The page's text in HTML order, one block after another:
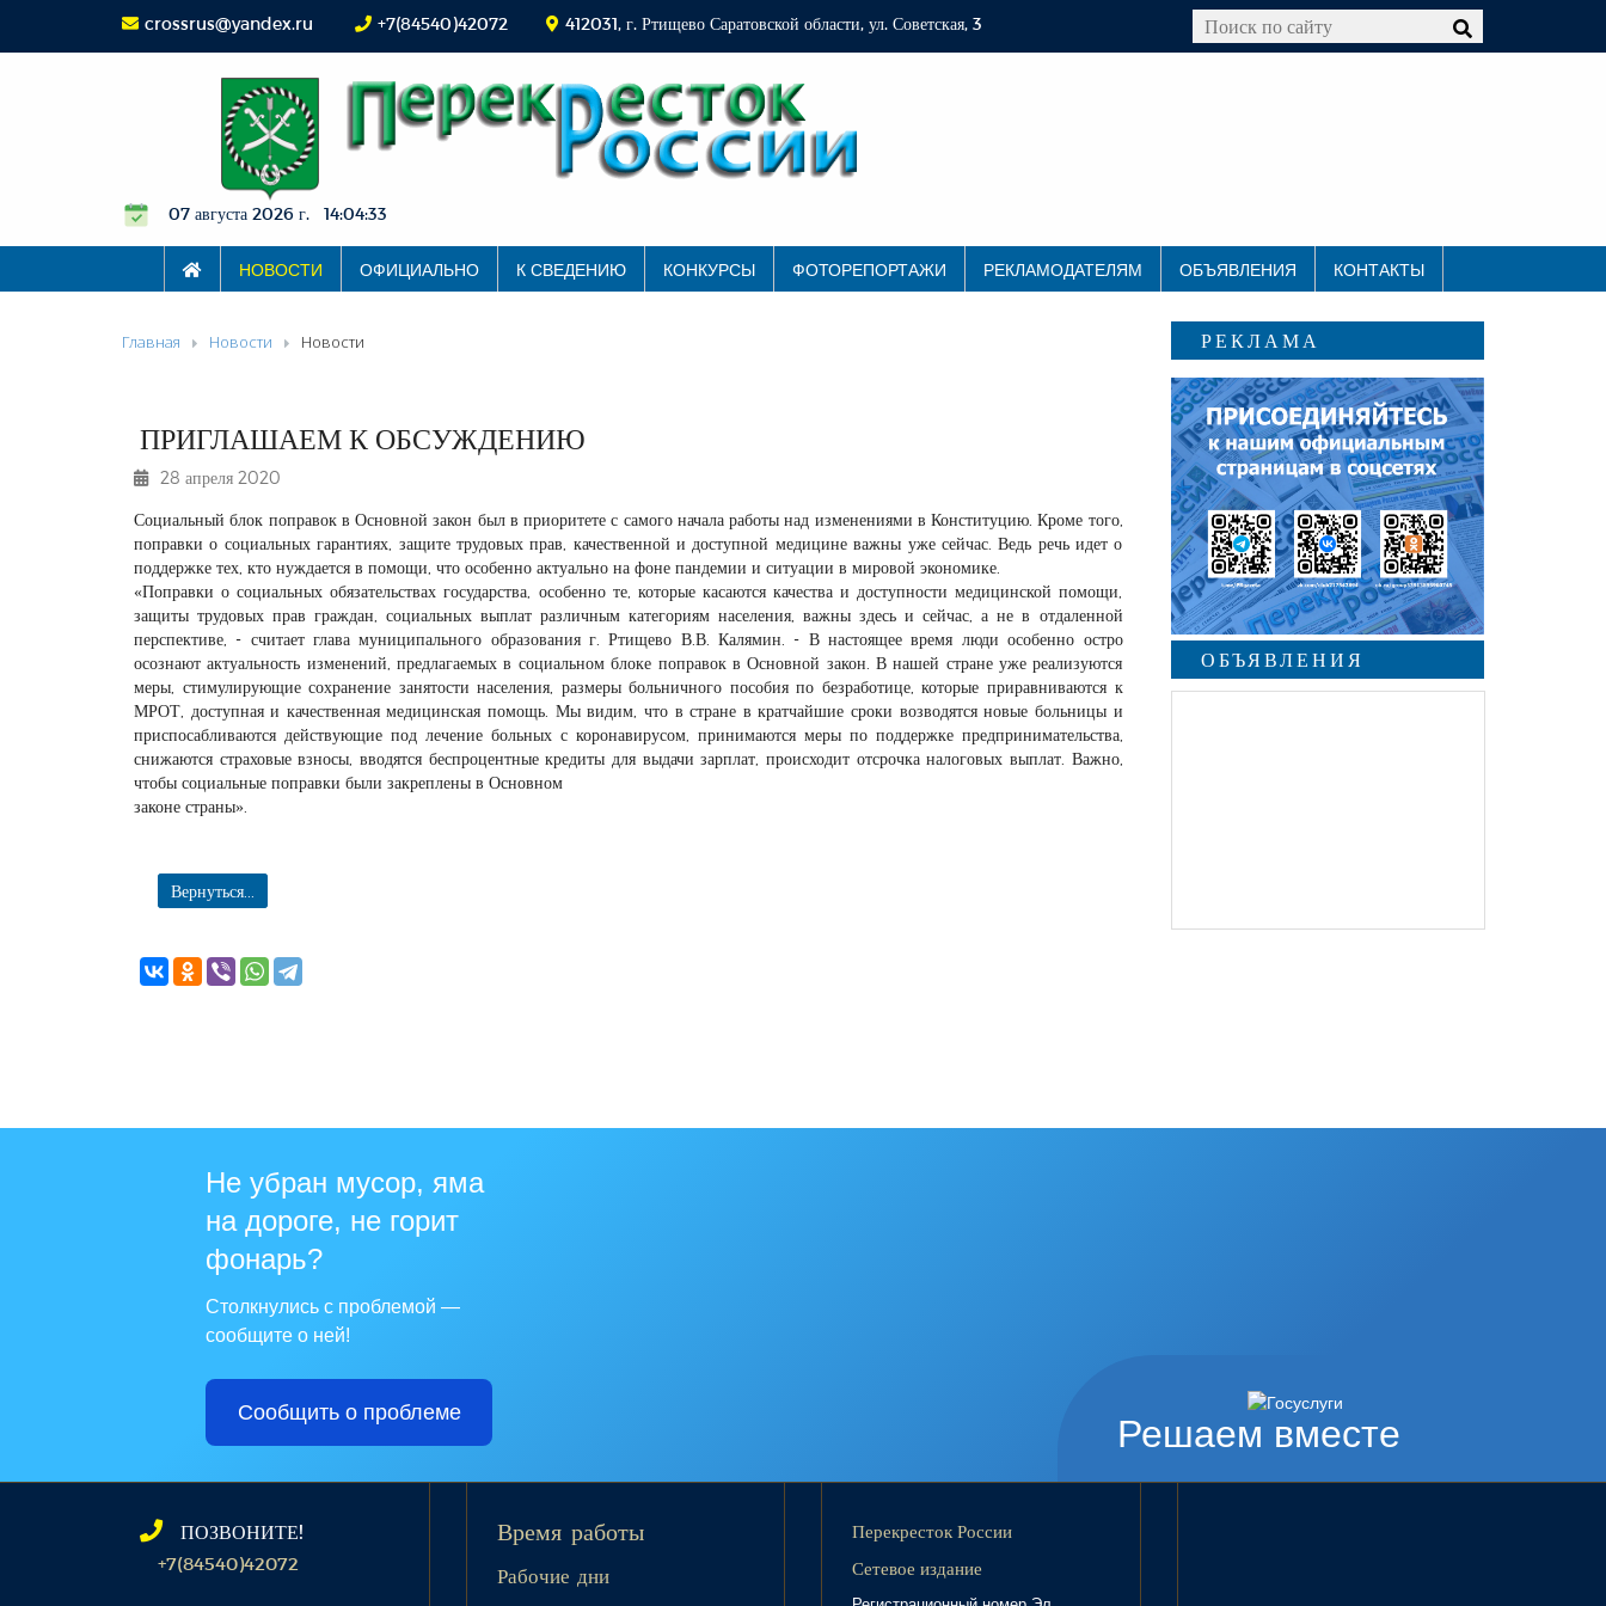
crossrus@yandex.ru +7(84540)42072 412031, г. Ртищево Саратовской области, ул. Советская, 3
07 августа 2026 г. 14:04:33
НОВОСТИ ОФИЦИАЛЬНО К СВЕДЕНИЮ КОНКУРСЫ ФОТОРЕПОРТАЖИ РЕКЛАМОДАТЕЛЯМ ОБЪЯВЛЕНИЯ КОНТАКТЫ
Главная Новости Новости
ПРИГЛАШАЕМ К ОБСУЖДЕНИЮ
28 апреля 2020
Социальный блок поправок в Основной закон был в приоритете с самого начала работы над изменениями в Конституцию. Кроме того,
поправки о социальных гарантиях, защите трудовых прав, качественной и доступной медицине важны уже сейчас. Ведь речь идет о
поддержке тех, кто нуждается в помощи, что особенно актуально на фоне пандемии и ситуации в мировой экономике.
«Поправки о социальных обязательствах государства, особенно те, которые касаются качества и доступности медицинской помощи,
защиты трудовых прав граждан, социальных выплат различным категориям населения, важны здесь и сейчас, а не в отдаленной
перспективе, - считает глава муниципального образования г. Ртищево В.В. Калямин. - В настоящее время люди особенно остро
осознают актуальность изменений, предлагаемых в социальном блоке поправок в Основной закон. В нашей стране уже реализуются
меры, стимулирующие сохранение занятости населения, размеры больничного пособия по безработице, которые приравниваются к
МРОТ, доступная и качественная медицинская помощь. Мы видим, что в стране в кратчайшие сроки возводятся новые больницы и
приспосабливаются действующие под лечение больных с коронавирусом, принимаются меры по поддержке предпринимательства,
снижаются страховые взносы, вводятся беспроцентные кредиты для выдачи зарплат, происходит отсрочка налоговых выплат. Важно,
чтобы социальные поправки были закреплены в Основном
законе страны».
Вернуться...
РЕКЛАМА
ОБЪЯВЛЕНИЯ
Решаем вместе
Не убран мусор, яма
на дороге, не горит
фонарь?
Столкнулись с проблемой —
сообщите о ней!
Сообщить о проблеме
ПОЗВОНИТЕ!
+7(84540)42072
Время работы
Рабочие дни
Перекресток России
Сетевое издание